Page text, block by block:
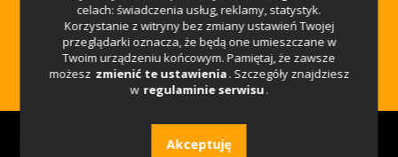
Rzeszów
Wrocław
Trójmiasto
© 2026 . Wszelkie prawa zastrzeżone.
celach: świadczenia usług, reklamy, statystyk.
Korzystanie z witryny bez zmiany ustawień Twojej
przeglądarki oznacza, że będą one umieszczane w
Twoim urządzeniu końcowym. Pamiętaj, że zawsze
możesz zmienić te ustawienia. Szczegóły znajdziesz
w regulaminie serwisu.
Akceptuję